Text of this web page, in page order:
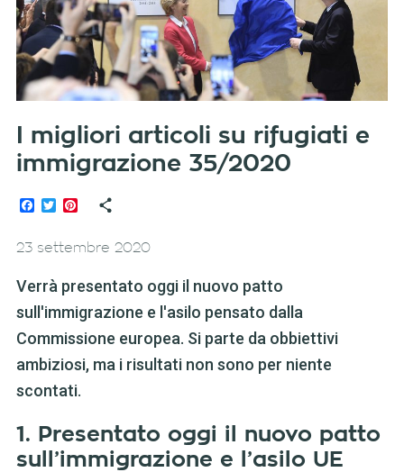
I migliori articoli su rifugiati e
immigrazione 35/2020
Facebook
TwitterPinterest
23 settembre 2020
Verrà presentato oggi il nuovo patto
sull'immigrazione e l'asilo pensato dalla
Commissione europea. Si parte da obbiettivi
ambiziosi, ma i risultati non sono per niente
scontati.
1. Presentato oggi il nuovo patto
sull’immigrazione e l’asilo UE